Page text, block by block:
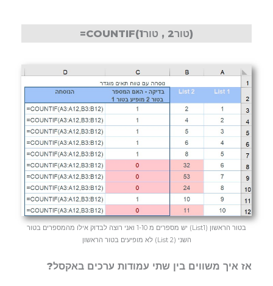
=COUNTIF(טור2 , טור1)
בטור הראשון (List1) יש מספרים מ 1-10 ואני רוצה לבדוק אילו מהמספרים בטור
השני (List 2) לא מופיעים בטור הראשון
אז איך משווים בין שתי עמודות ערכים באקסל?